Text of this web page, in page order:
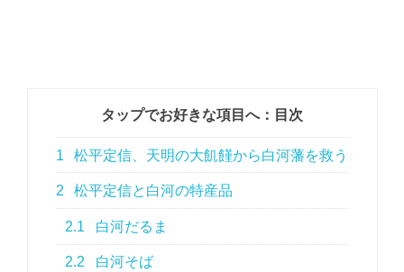
タップでお好きな項目へ：目次
1 松平定信、天明の大飢饉から白河藩を救う
2 松平定信と白河の特産品
2.1 白河だるま
2.2 白河そば